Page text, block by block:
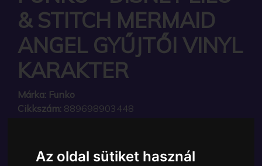
Az oldal sütiket használ
& STITCH MERMAID
ANGEL GYŰJTŐI VINYL
KARAKTER
Márka: Funko
Cikkszám: 889698903448
A Funko POP - Disney egyik népszerű terméke a